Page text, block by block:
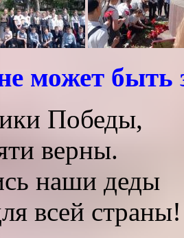
может быть
Победы,
верны.
наши деды
всей страны!